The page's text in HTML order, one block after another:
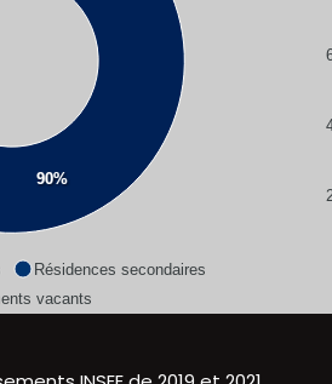
90%
Résidences secondaires
vacants